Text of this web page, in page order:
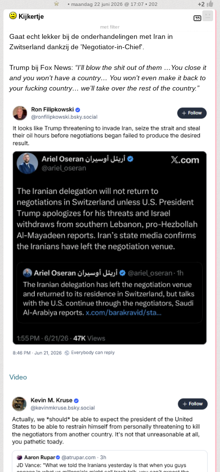
• maandag 22 juni 2026 @ 17:07 • 202
Kijkertje
met filter
Gaat echt lekker bij de onderhandelingen met Iran in
Zwitserland dankzij de 'Negotiator-in-Chief'.
Trump bij Fox News: “I’ll blow the shit out of them …You close it
and you won't have a country… You won't even make it back to
your fucking country… we’ll take over the rest of the country.”
Video